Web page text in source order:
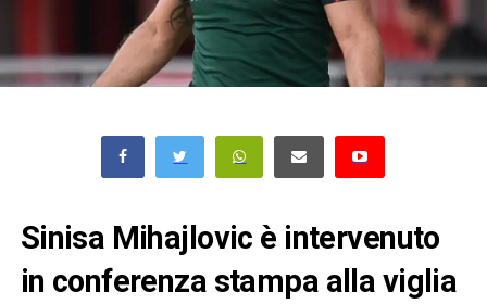
Sinisa Mihajlovic è intervenuto
in conferenza stampa alla viglia